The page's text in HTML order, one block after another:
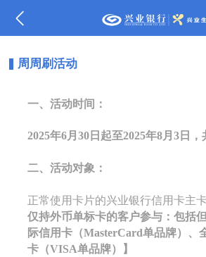
周周刷活动
一、活动时间：
2025年6月30日起至2025年8月3日，
二、活动对象：
正常使用卡片的兴业银行信用卡主
仅持外币单标卡的客户参与：包括
际信用卡（MasterCard单品牌）、
卡（VISA单品牌）】